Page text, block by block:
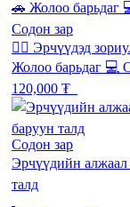
Содон зар
💆‍♂️ Эрчүүдэд
Жолоо барьдаг 💻
120,000 ₮
Содон зар
Эрчүүдийн
талд